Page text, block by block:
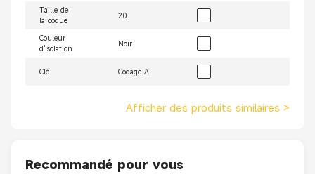
Taille de
la coque
20
Couleur
d'isolation
Noir
Clé Codage A
Afficher des produits similaires >
Recommandé pour vous